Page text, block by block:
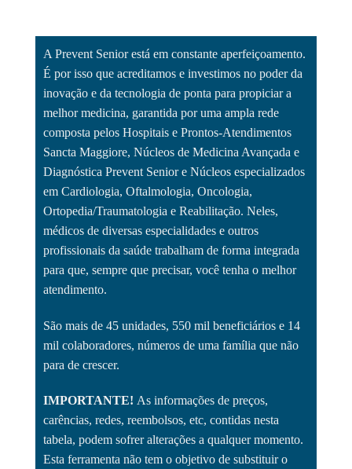
A Prevent Senior está em constante aperfeiçoamento.
É por isso que acreditamos e investimos no poder da
inovação e da tecnologia de ponta para propiciar a
melhor medicina, garantida por uma ampla rede
composta pelos Hospitais e Prontos-Atendimentos
Sancta Maggiore, Núcleos de Medicina Avançada e
Diagnóstica Prevent Senior e Núcleos especializados
em Cardiologia, Oftalmologia, Oncologia,
Ortopedia/Traumatologia e Reabilitação. Neles,
médicos de diversas especialidades e outros
profissionais da saúde trabalham de forma integrada
para que, sempre que precisar, você tenha o melhor
atendimento.
São mais de 45 unidades, 550 mil beneficiários e 14
mil colaboradores, números de uma família que não
para de crescer.
IMPORTANTE! As informações de preços,
carências, redes, reembolsos, etc, contidas nesta
tabela, podem sofrer alterações a qualquer momento.
Esta ferramenta não tem o objetivo de substituir o